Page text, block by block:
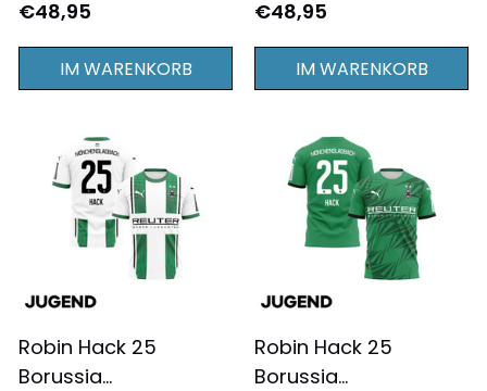
Mönchengladbach
für Herren - Komplett
Bedruckt - Weiß
€48,95
IM WARENKORB
Mönchengladbach
Auswärtstrikot für
Herren - Komplett
€48,95
IM WARENKORB
Robin Hack 25
Borussia
Robin Hack 25
Borussia